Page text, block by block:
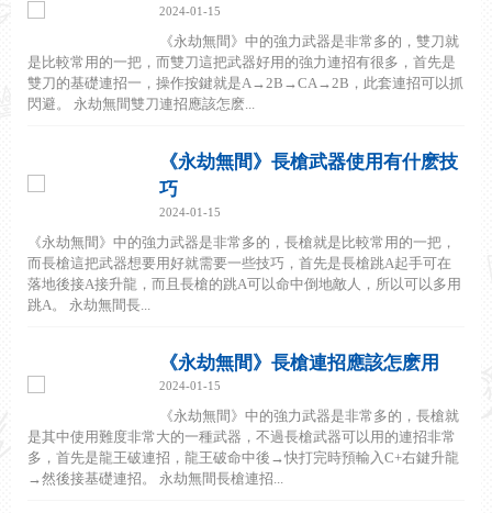
2024-01-15
《永劫無間》中的強力武器是非常多的，雙刀就
是比較常用的一把，而雙刀這把武器好用的強力連招有很多，首先是
雙刀的基礎連招一，操作按鍵就是A→2B→CA→2B，此套連招可以抓
閃避。 永劫無間雙刀連招應該怎麽...
《永劫無間》長槍武器使用有什麽技
巧
2024-01-15
《永劫無間》中的強力武器是非常多的，長槍就是比較常用的一把，
而長槍這把武器想要用好就需要一些技巧，首先是長槍跳A起手可在
落地後接A接升龍，而且長槍的跳A可以命中倒地敵人，所以可以多用
跳A。 永劫無間長...
《永劫無間》長槍連招應該怎麽用
2024-01-15
《永劫無間》中的強力武器是非常多的，長槍就
是其中使用難度非常大的一種武器，不過長槍武器可以用的連招非常
多，首先是龍王破連招，龍王破命中後→快打完時預輸入C+右鍵升龍
→然後接基礎連招。 永劫無間長槍連招...